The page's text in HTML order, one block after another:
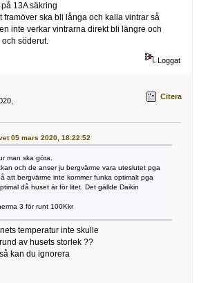
13A säkring
framöver ska bli långa och kalla vintrar så
inte verkar vintrarna direkt bli längre och
söderut.
Loggat
Citera
05 mars 2020, 18:22:52
man ska göra.
och de anser ju bergvärme vara uteslutet pga
att bergvärme inte kommer funka optimalt pga
då huset är för litet. Det gällde Daikin
3 för runt 100Kkr
temperatur inte skulle
av husets storlek ??
kan du ignorera